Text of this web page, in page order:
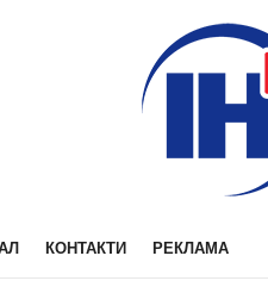
КОНТАКТИ РЕКЛАМА